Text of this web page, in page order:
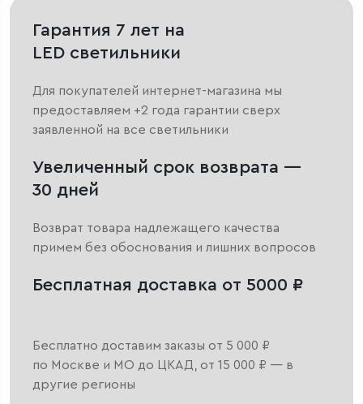
Гарантия 7 лет на
LED светильники
Для покупателей интернет-магазина мы
предоставляем +2 года гарантии сверх
заявленной на все светильники
Увеличенный срок возврата —
30 дней
Возврат товара надлежащего качества
примем без обоснования и лишних вопросов
Бесплатная доставка от 5000 ₽
Бесплатно доставим заказы от 5 000 ₽
по Москве и МО до ЦКАД, от 15 000 ₽ — в
другие регионы